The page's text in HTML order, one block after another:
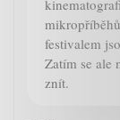
festivalem
Zatím se ale
znít.